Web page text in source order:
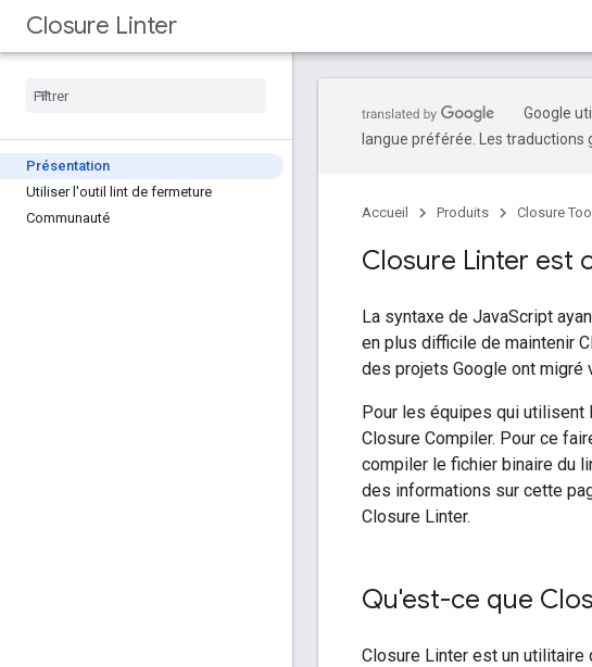
Closure Linter
Présentation
Utiliser l'outil lint de fermeture
Communauté
Google
langue préférée. Les traductions
Accueil Produits Closure
Closure Linter est
La syntaxe de JavaScript
en plus difficile de maintenir
des projets Google ont migré
Pour les équipes qui utilisent
Closure Compiler. Pour ce
compiler le fichier binaire du
des informations sur cette
Closure Linter.
Qu'est-ce que
Closure Linter est un